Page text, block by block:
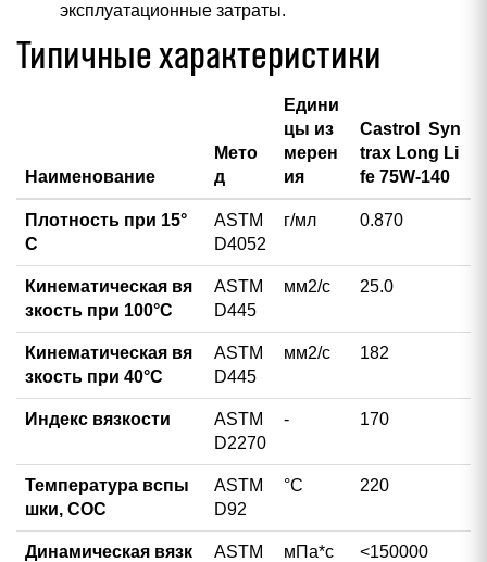
эксплуатационные затраты.
Типичные характеристики
Наименование
Мето
д
Едини
цы из
мерен
ия
Castrol Syn
trax Long Li
fe 75W-140
Плотность при 15°
С
ASTM
D4052
г/мл 0.870
Кинематическая вя
зкость при 100°С
ASTM
D445
мм2/с 25.0
Кинематическая вя
зкость при 40°С
ASTM
D445
мм2/с 182
Индекс вязкости
ASTM
D2270
- 170
Температура вспы
шки, COC
ASTM
D92
°С 220
Динамическая вязк
ASTM
мПа*с
<150000